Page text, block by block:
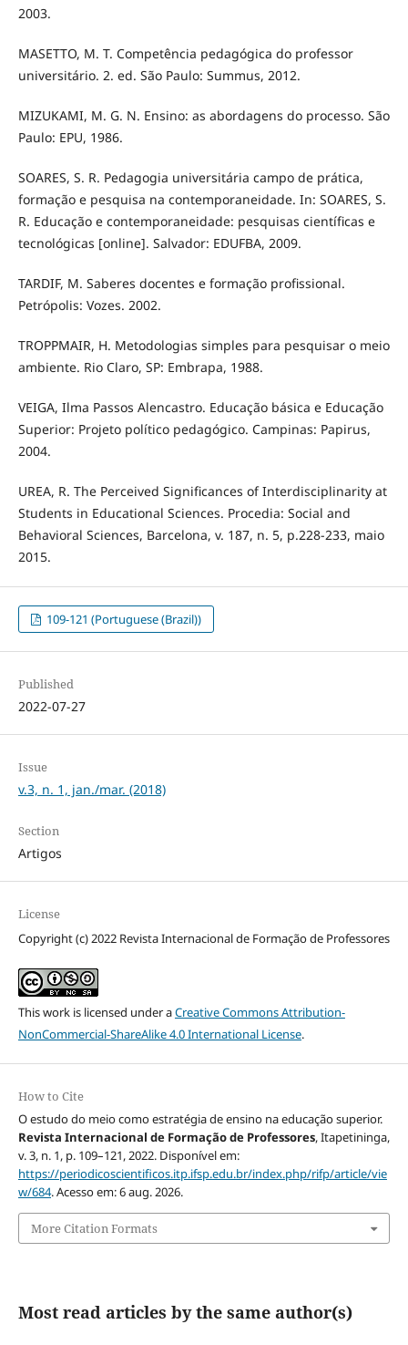
2003.
MASETTO, M. T. Competência pedagógica do professor
universitário. 2. ed. São Paulo: Summus, 2012.
MIZUKAMI, M. G. N. Ensino: as abordagens do processo. São
Paulo: EPU, 1986.
SOARES, S. R. Pedagogia universitária campo de prática,
formação e pesquisa na contemporaneidade. In: SOARES, S.
R. Educação e contemporaneidade: pesquisas científicas e
tecnológicas [online]. Salvador: EDUFBA, 2009.
TARDIF, M. Saberes docentes e formação profissional.
Petrópolis: Vozes. 2002.
TROPPMAIR, H. Metodologias simples para pesquisar o meio
ambiente. Rio Claro, SP: Embrapa, 1988.
VEIGA, Ilma Passos Alencastro. Educação básica e Educação
Superior: Projeto político pedagógico. Campinas: Papirus,
2004.
UREA, R. The Perceived Significances of Interdisciplinarity at
Students in Educational Sciences. Procedia: Social and
Behavioral Sciences, Barcelona, v. 187, n. 5, p.228-233, maio
2015.
109-121 (Portuguese (Brazil))
Published
2022-07-27
Issue
v.3, n. 1, jan./mar. (2018)
Section
Artigos
License
Copyright (c) 2022 Revista Internacional de Formação de Professores
This work is licensed under aCreative Commons Attribution-
NonCommercial-ShareAlike 4.0 International License.
How to Cite
O estudo do meio como estratégia de ensino na educação superior.
Revista Internacional de Formação de Professores, Itapetininga,
v. 3, n. 1, p. 109–121, 2022. Disponível em:
https://periodicoscientificos.itp.ifsp.edu.br/index.php/rifp/article/vie
w/684. Acesso em: 6 aug. 2026.
More Citation Formats
Most read articles by the same author(s)